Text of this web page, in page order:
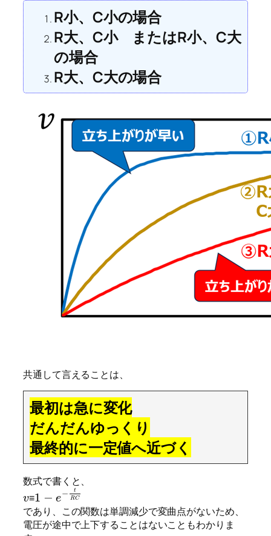
R小、C小の場合
R大、C小 またはR小、C大
の場合
R大、C大の場合
共通して言えることは、
最初は急に変化
だんだんゆっくり
最終的に一定値へ近づく
数式で書くと、
v≡1 − e−
t
RC
であり、この関数は単調減少で変曲点がないため、
電圧が途中で上下することはないこともわかりま